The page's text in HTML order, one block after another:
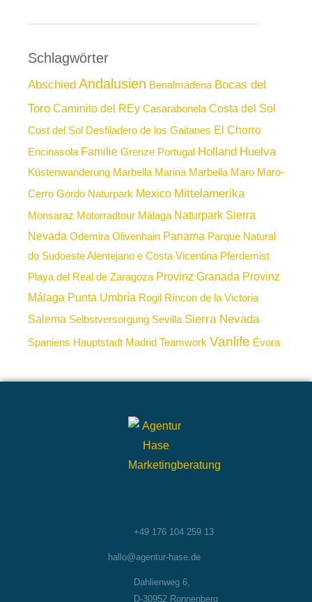
Schlagwörter
Abschied Andalusien Benalmádena Bocas del
Toro Caminito del REy Casarabonela Costa del Sol
Cost del Sol Desfiladero de los Gaitanes El Chorro
Encinasola Familie Grenze Portugal Holland Huelva
Küstenwanderung Marbella Marina Marbella Maro Maro-
Cerro Gordo Naturpark Mexico Mittelamerika
Monsaraz Motorradtour Málaga Naturpark Sierra
Nevada Odemira Olivenhain Panama Parque Natural
do Sudoeste Alentejano e Costa Vicentina Pferdemist
Playa del Real de Zaragoza Provinz Granada Provinz
Málaga Punta Umbría Rogil Ríncon de la Victoria
Salema Selbstversorgung Sevilla Sierra Nevada
Spaniens Hauptstadt Madrid Teamwork Vanlife Évora
+49 176 104 259 13
hallo@agentur-hase.de
Dahlienweg 6,
D-30952 Ronnenberg